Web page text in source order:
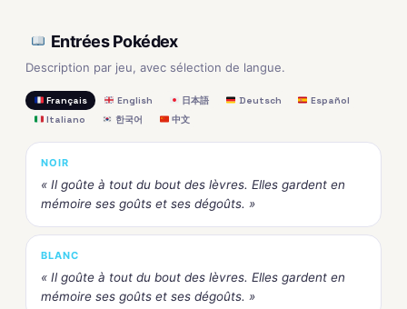
Entrées Pokédex
Description par jeu, avec sélection de langue.
Français English 日本語 Deutsch
Español
Italiano
한국어 中文
NOIR
« Il goûte à tout du bout des lèvres. Elles gardent en
mémoire ses goûts et ses dégoûts. »
BLANC
« Il goûte à tout du bout des lèvres. Elles gardent en
mémoire ses goûts et ses dégoûts. »